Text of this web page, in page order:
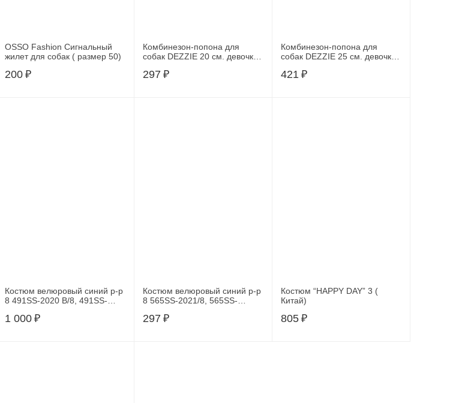
OSSO Fashion Сигнальный
жилет для собак ( размер 50)
200 ₽
Комбинезон-попона для
собак DEZZIE 20 см. девочка
297 ₽
Комбинезон-попона для
собак DEZZIE 25 см. девочка
421 ₽
Костюм велюровый синий р-р
8 491SS-2020 В/8, 491SS-
1 000 ₽
Костюм велюровый синий р-р
8 565SS-2021/8, 565SS-
297 ₽
Костюм “HAPPY DAY” 3 (
Китай)
805 ₽